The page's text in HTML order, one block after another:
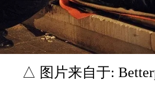
△ 图片来自于: